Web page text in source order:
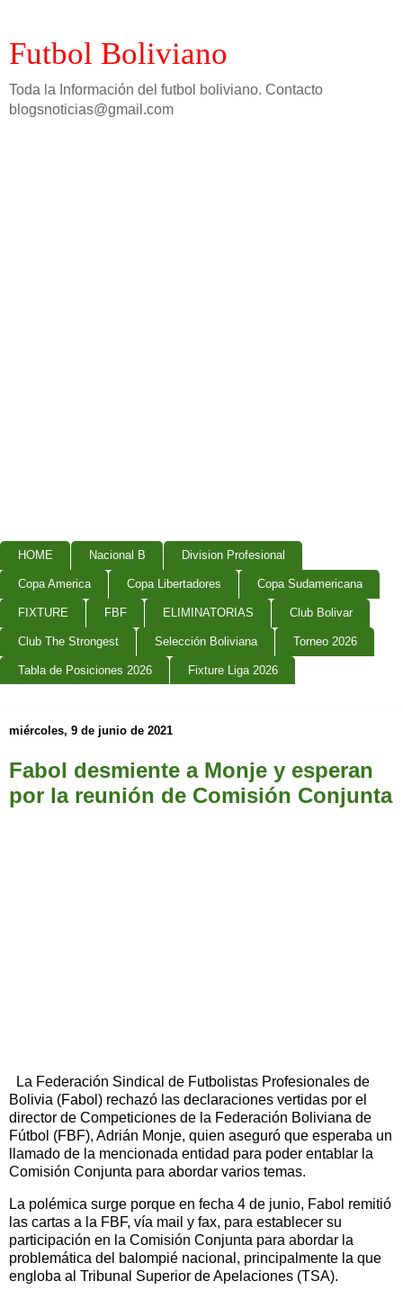
Futbol Boliviano
Toda la Información del futbol boliviano. Contacto
blogsnoticias@gmail.com
HOME Nacional B Division Profesional
Copa America Copa Libertadores Copa Sudamericana
FIXTURE FBF ELIMINATORIAS Club Bolivar
Club The Strongest Selección Boliviana Torneo 2026
Tabla de Posiciones 2026 Fixture Liga 2026
miércoles, 9 de junio de 2021
Fabol desmiente a Monje y esperan
por la reunión de Comisión Conjunta
La Federación Sindical de Futbolistas Profesionales de
Bolivia (Fabol) rechazó las declaraciones vertidas por el
director de Competiciones de la Federación Boliviana de
Fútbol (FBF), Adrián Monje, quien aseguró que esperaba un
llamado de la mencionada entidad para poder entablar la
Comisión Conjunta para abordar varios temas.
La polémica surge porque en fecha 4 de junio, Fabol remitió
las cartas a la FBF, vía mail y fax, para establecer su
participación en la Comisión Conjunta para abordar la
problemática del balompié nacional, principalmente la que
engloba al Tribunal Superior de Apelaciones (TSA).